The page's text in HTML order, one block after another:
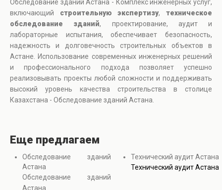
Обследование зданий Астана - Комплекс инженерных услуг,
включающий строительную экспертизу,техническое
обследование зданий, проектирование, аудит и
лабораторные испытания, обеспечивает безопасность,
надежность и долговечность строительных объектов в
Астане. Использование современных инженерных решений
и профессионального подхода позволяет успешно
реализовывать проекты любой сложности и поддерживать
высокий уровень качества строительства в столице
Казахстана - Обследование зданий Астана.
Еще предлагаем
Обследование зданий
Астана
Обследование зданий
Астана
Технический аудит Астана
Технический аудит Астана